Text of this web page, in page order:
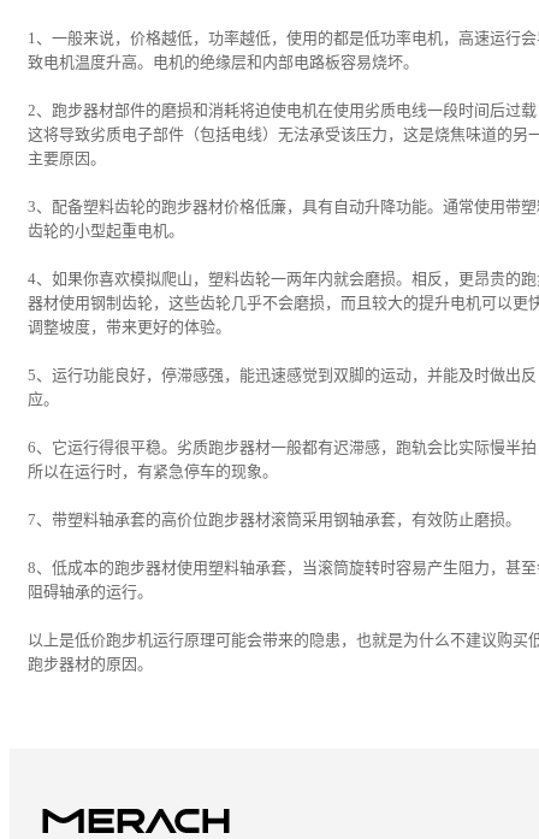
1、一般来说，价格越低，功率越低，使用的都是低功率电机，高速运行
致电机温度升高。电机的绝缘层和内部电路板容易烧坏。
2、跑步器材部件的磨损和消耗将迫使电机在使用劣质电线一段时间后过
这将导致劣质电子部件（包括电线）无法承受该压力，这是烧焦味道的另
主要原因。
3、配备塑料齿轮的跑步器材价格低廉，具有自动升降功能。通常使用带
齿轮的小型起重电机。
4、如果你喜欢模拟爬山，塑料齿轮一两年内就会磨损。相反，更昂贵的
器材使用钢制齿轮，这些齿轮几乎不会磨损，而且较大的提升电机可以更
调整坡度，带来更好的体验。
5、运行功能良好，停滞感强，能迅速感觉到双脚的运动，并能及时做出反
应。
6、它运行得很平稳。劣质跑步器材一般都有迟滞感，跑轨会比实际慢半
所以在运行时，有紧急停车的现象。
7、带塑料轴承套的高价位跑步器材滚筒采用钢轴承套，有效防止磨损。
8、低成本的跑步器材使用塑料轴承套，当滚筒旋转时容易产生阻力，甚
阻碍轴承的运行。
以上是低价跑步机运行原理可能会带来的隐患，也就是为什么不建议购买
跑步器材的原因。